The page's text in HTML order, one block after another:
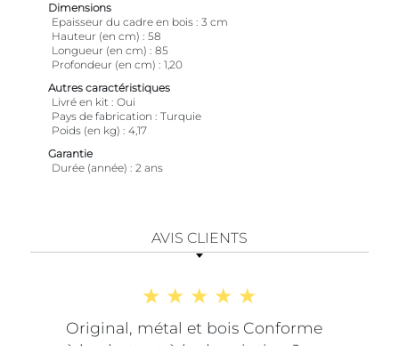
Dimensions
Epaisseur du cadre en bois 3 cm
Hauteur (en cm)
58
Longueur (en cm)
85
Profondeur (en cm)
1,20
Autres caractéristiques
Livré en kit Oui
Pays de fabrication
Turquie
Poids (en kg)
4,17
Garantie
Durée (année)
2 ans
AVIS CLIENTS
Original, métal et bois Conforme